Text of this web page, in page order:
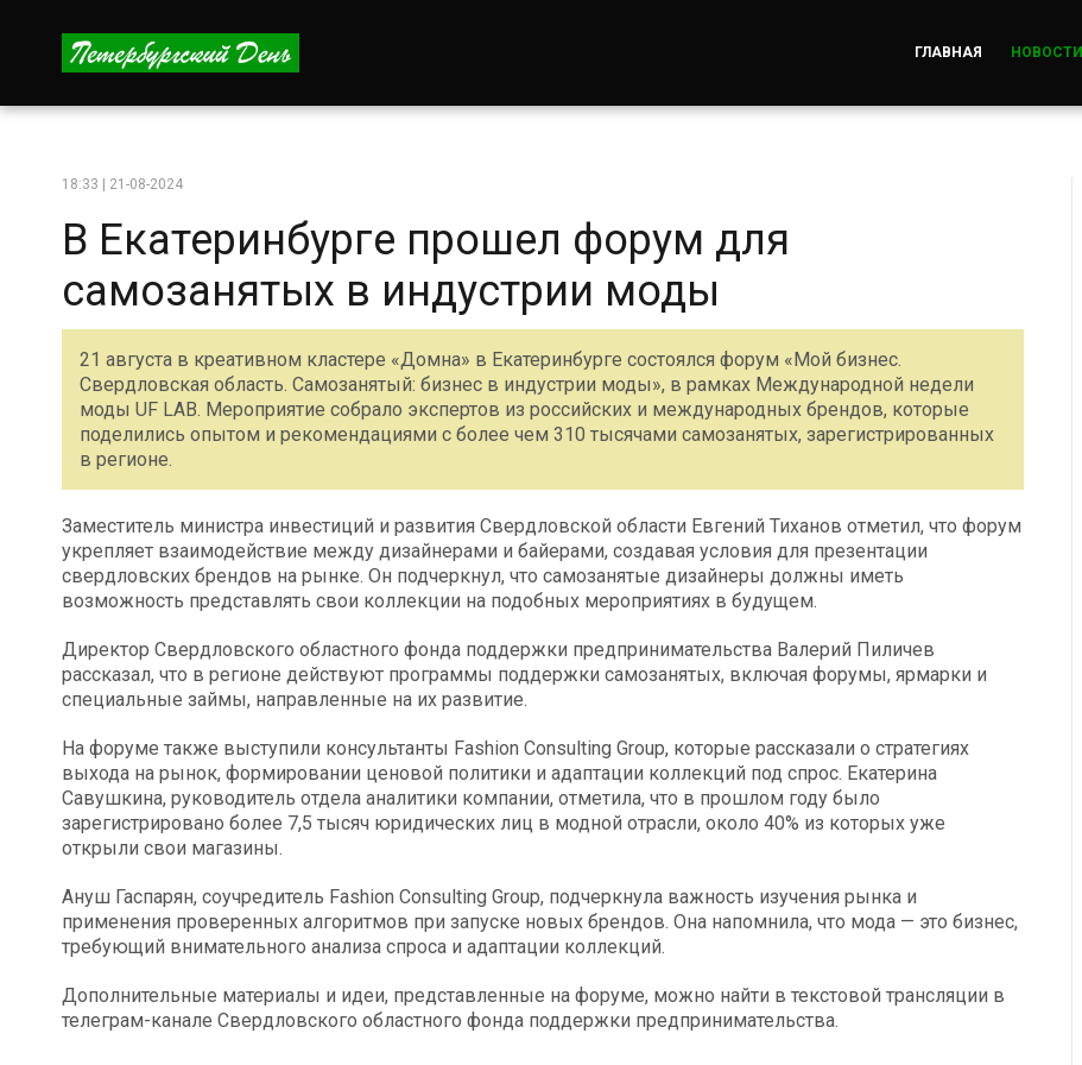
ГЛАВНАЯ НОВОСТИ
18:33 | 21-08-2024
В Екатеринбурге прошел форум для
самозанятых в индустрии моды
21 августа в креативном кластере «Домна» в Екатеринбурге состоялся форум «Мой бизнес.
Свердловская область. Самозанятый: бизнес в индустрии моды», в рамках Международной недели
моды UF LAB. Мероприятие собрало экспертов из российских и международных брендов, которые
поделились опытом и рекомендациями с более чем 310 тысячами самозанятых, зарегистрированных
в регионе.
Заместитель министра инвестиций и развития Свердловской области Евгений Тиханов отметил, что форум
укрепляет взаимодействие между дизайнерами и байерами, создавая условия для презентации
свердловских брендов на рынке. Он подчеркнул, что самозанятые дизайнеры должны иметь
возможность представлять свои коллекции на подобных мероприятиях в будущем.
Директор Свердловского областного фонда поддержки предпринимательства Валерий Пиличев
рассказал, что в регионе действуют программы поддержки самозанятых, включая форумы, ярмарки и
специальные займы, направленные на их развитие.
На форуме также выступили консультанты Fashion Consulting Group, которые рассказали о стратегиях
выхода на рынок, формировании ценовой политики и адаптации коллекций под спрос. Екатерина
Савушкина, руководитель отдела аналитики компании, отметила, что в прошлом году было
зарегистрировано более 7,5 тысяч юридических лиц в модной отрасли, около 40% из которых уже
открыли свои магазины.
Ануш Гаспарян, соучредитель Fashion Consulting Group, подчеркнула важность изучения рынка и
применения проверенных алгоритмов при запуске новых брендов. Она напомнила, что мода — это бизнес,
требующий внимательного анализа спроса и адаптации коллекций.
Дополнительные материалы и идеи, представленные на форуме, можно найти в текстовой трансляции в
телеграм-канале Свердловского областного фонда поддержки предпринимательства.